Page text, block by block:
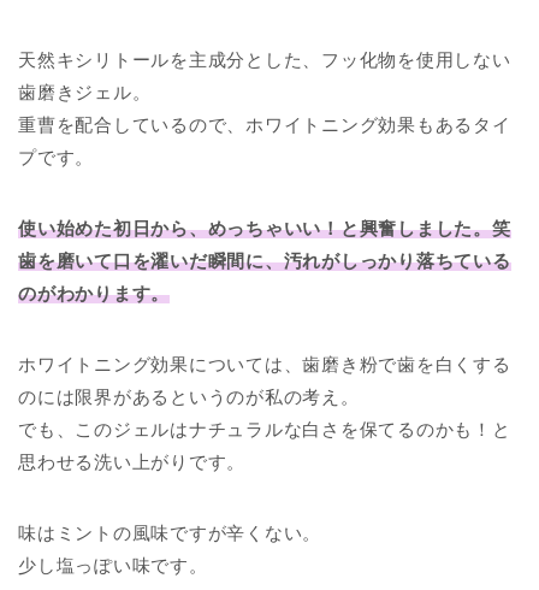
天然キシリトールを主成分とした、フッ化物を使用しない
歯磨きジェル。
重曹を配合しているので、ホワイトニング効果もあるタイ
プです。
使い始めた初日から、めっちゃいい！と興奮しました。笑
歯を磨いて口を濯いだ瞬間に、汚れがしっかり落ちている
のがわかります。
ホワイトニング効果については、歯磨き粉で歯を白くする
のには限界があるというのが私の考え。
でも、このジェルはナチュラルな白さを保てるのかも！と
思わせる洗い上がりです。
味はミントの風味ですが辛くない。
少し塩っぽい味です。